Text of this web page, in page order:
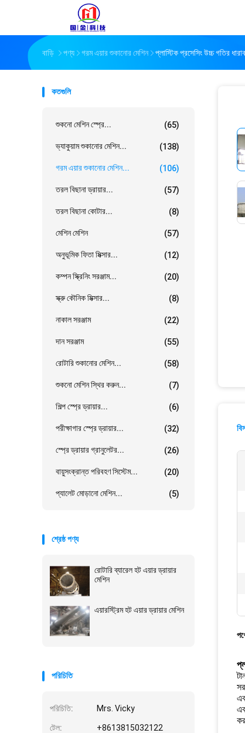
বাড়ি পণ্য গরম এয়ার শুকানোর মেশিন প্লাস্টিক প্রসেসিং উচ্চ গতির
কতগুলি
শুকনো মেশিন স্প্রে... (65)
ভ্যাকুয়াম শুকানোর মেশিন... (138)
গরম এয়ার শুকানোর মেশিন... (106)
তরল বিছানা ড্রায়ার... (57)
তরল বিছানা কোটার... (8)
মেশিন মেশিন (57)
অনুভূমিক ফিতা মিক্সার... (12)
কম্পন স্ক্রিনিং সরঞ্জাম... (20)
স্ক্রু কৌনিক মিক্সার... (8)
নাকাল সরঞ্জাম (22)
দান সরঞ্জাম (55)
রোটারি শুকানোর মেশিন... (58)
শুকনো মেশিন স্থির করুন... (7)
শিল্প স্প্রে ড্রায়ার... (6)
পরীক্ষাগার স্প্রে ড্রায়ার... (32)
স্প্রে ড্রায়ার গ্রানুলেটর... (26)
বায়ুসংক্রান্ত পরিবহণ সিস্টেম... (20)
প্যালেট মোড়ানো মেশিন... (5)
শ্রেষ্ঠ পণ্য
রোটারি ব্যারেল হট এয়ার ড্রায়ার
মেশিন
এয়ারস্ট্রিম হট এয়ার ড্রায়ার মেশিন
পরিচিতি
পরিচিতি: Mrs. Vicky
টেল: +8613815032122